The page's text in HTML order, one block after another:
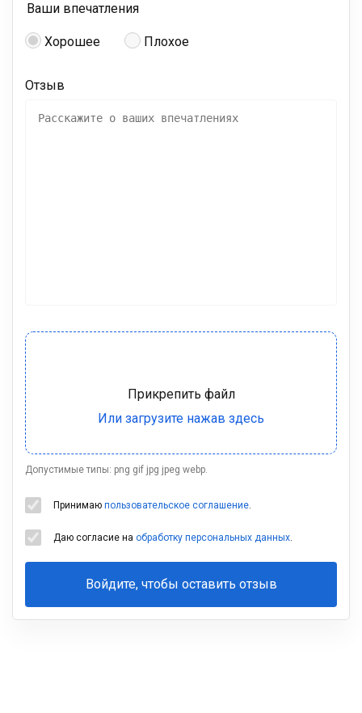
Ваши впечатления
Хорошее Плохое
Отзыв
Допустимые типы: png gif jpg jpeg webp.
Принимаю пользовательское соглашение.
Даю согласие на обработку персональных данных.
Войдите, чтобы оставить отзыв
Ваша